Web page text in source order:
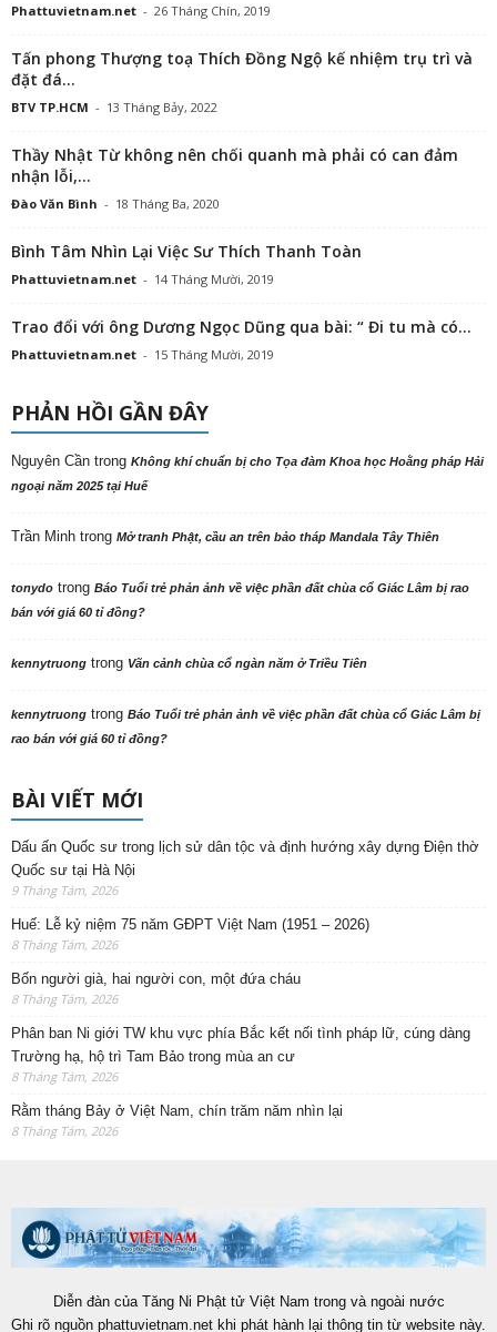
Phattuvietnam.net - 26 Tháng Chín, 2019
Tấn phong Thượng toạ Thích Đồng Ngộ kế nhiệm trụ trì và
đặt đá...
BTV TP.HCM - 13 Tháng Bảy, 2022
Thầy Nhật Từ không nên chối quanh mà phải có can đảm
nhận lỗi,...
Đào Văn Bình - 18 Tháng Ba, 2020
Bình Tâm Nhìn Lại Việc Sư Thích Thanh Toàn
Phattuvietnam.net - 14 Tháng Mười, 2019
Trao đổi với ông Dương Ngọc Dũng qua bài: “ Đi tu mà có...
Phattuvietnam.net - 15 Tháng Mười, 2019
PHẢN HỒI GẦN ĐÂY
Nguyên Cần trong Không khí chuẩn bị cho Tọa đàm Khoa học Hoằng pháp Hải
ngoại năm 2025 tại Huế
Trần Minh trong Mở tranh Phật, cầu an trên bảo tháp Mandala Tây Thiên
tonydo trong Báo Tuổi trẻ phản ảnh về việc phần đất chùa cổ Giác Lâm bị rao
bán với giá 60 tỉ đồng?
kennytruong trong Vãn cảnh chùa cổ ngàn năm ở Triều Tiên
kennytruong trong Báo Tuổi trẻ phản ảnh về việc phần đất chùa cổ Giác Lâm bị
rao bán với giá 60 tỉ đồng?
BÀI VIẾT MỚI
Dấu ấn Quốc sư trong lịch sử dân tộc và định hướng xây dựng Điện thờ
Quốc sư tại Hà Nội
9 Tháng Tám, 2026
Huế: Lễ kỷ niệm 75 năm GĐPT Việt Nam (1951 – 2026)
8 Tháng Tám, 2026
Bốn người già, hai người con, một đứa cháu
8 Tháng Tám, 2026
Phân ban Ni giới TW khu vực phía Bắc kết nối tình pháp lữ, cúng dàng
Trường hạ, hộ trì Tam Bảo trong mùa an cư
8 Tháng Tám, 2026
Rằm tháng Bảy ở Việt Nam, chín trăm năm nhìn lại
8 Tháng Tám, 2026
Diễn đàn của Tăng Ni Phật tử Việt Nam trong và ngoài nước
Ghi rõ nguồn phattuvietnam.net khi phát hành lại thông tin từ website này.